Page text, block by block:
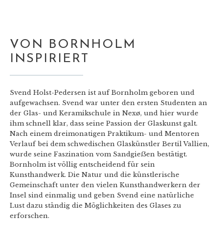
VON BORNHOLM
INSPIRIERT
Svend Holst-Pedersen ist auf Bornholm geboren und
aufgewachsen. Svend war unter den ersten Studenten an
der Glas- und Keramikschule in Nexø, und hier wurde
ihm schnell klar, dass seine Passion der Glaskunst galt.
Nach einem dreimonatigen Praktikum- und Mentoren
Verlauf bei dem schwedischen Glaskünstler Bertil Vallien,
wurde seine Faszination vom Sandgieẞen bestätigt.
Bornholm ist völlig entscheidend für sein
Kunsthandwerk. Die Natur und die künstlerische
Gemeinschaft unter den vielen Kunsthandwerkern der
Insel sind einmalig und geben Svend eine natürliche
Lust dazu ständig die Möglichkeiten des Glases zu
erforschen.